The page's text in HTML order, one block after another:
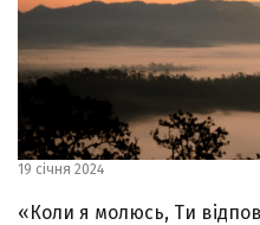
19 січня 2024
«Коли я молюсь, Ти